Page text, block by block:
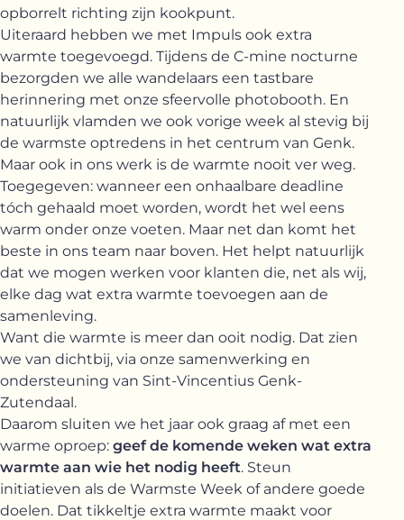
opborrelt richting zijn kookpunt.
Uiteraard hebben we met Impuls ook extra
warmte toegevoegd. Tijdens de C-mine nocturne
bezorgden we alle wandelaars een tastbare
herinnering met onze sfeervolle photobooth. En
natuurlijk vlamden we ook vorige week al stevig bij
de warmste optredens in het centrum van Genk.
Maar ook in ons werk is de warmte nooit ver weg.
Toegegeven: wanneer een onhaalbare deadline
tóch gehaald moet worden, wordt het wel eens
warm onder onze voeten. Maar net dan komt het
beste in ons team naar boven. Het helpt natuurlijk
dat we mogen werken voor klanten die, net als wij,
elke dag wat extra warmte toevoegen aan de
samenleving.
Want die warmte is meer dan ooit nodig. Dat zien
we van dichtbij, via onze samenwerking en
ondersteuning van Sint-Vincentius Genk-
Zutendaal.
Daarom sluiten we het jaar ook graag af met een
warme oproep: geef de komende weken wat extra
warmte aan wie het nodig heeft. Steun
initiatieven als de Warmste Week of andere goede
doelen. Dat tikkeltje extra warmte maakt voor